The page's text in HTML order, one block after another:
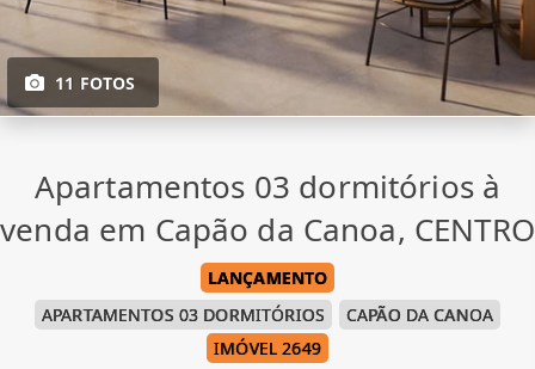
11 FOTOS
Apartamentos 03 dormitórios à
venda em Capão da Canoa, CENTRO
LANÇAMENTO
APARTAMENTOS 03 DORMITÓRIOS
CAPÃO DA CANOA
IMÓVEL 2649